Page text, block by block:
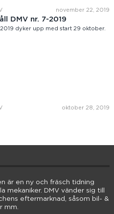
november 22, 2019
DMV nr. 7-2019
2019 dyker upp med start 29 oktober.
oktober 28, 2019
är en ny och fräsch tidning
mekaniker. DMV vänder sig till
eftermarknad, såsom bil- &
mm.